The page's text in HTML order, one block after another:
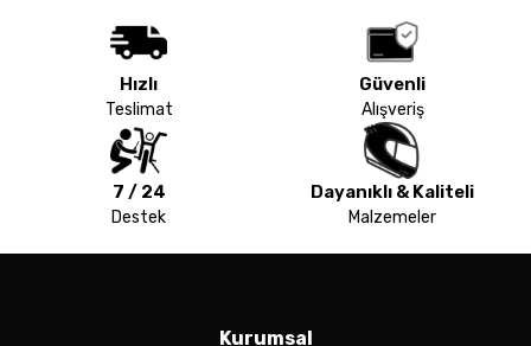
Hızlı
Teslimat
Güvenli
Alışveriş
7 / 24
Destek
Dayanıklı & Kaliteli
Malzemeler
Kurumsal